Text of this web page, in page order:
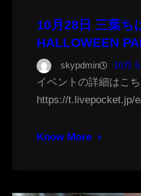
10月28日 三葉ち
HALLOWEEN
skypdmin 10月
イベントの詳細はこ
https://t.livepocket.jp/
Know More